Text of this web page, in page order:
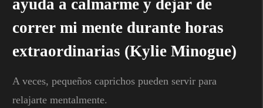
ayuda a calmarme y dejar de
correr mi mente durante horas
extraordinarias (Kylie Minogue)
A veces, pequeños caprichos pueden servir para
relajarte mentalmente.